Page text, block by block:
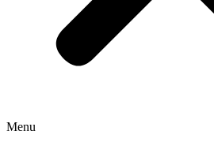
Menu